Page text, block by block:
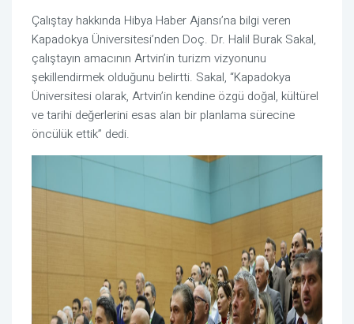
Çalıştay hakkında Hibya Haber Ajansı’na bilgi veren
Kapadokya Üniversitesi’nden Doç. Dr. Halil Burak Sakal,
çalıştayın amacının Artvin’in turizm vizyonunu
şekillendirmek olduğunu belirtti. Sakal, “Kapadokya
Üniversitesi olarak, Artvin’in kendine özgü doğal, kültürel
ve tarihi değerlerini esas alan bir planlama sürecine
öncülük ettik” dedi.